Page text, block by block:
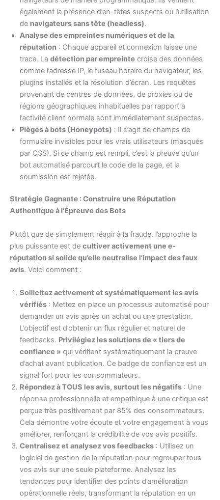
également la présence d’en-têtes suspects ou l’utilisation
de navigateurs sans tête (headless).
Analyse des empreintes numériques et de la
réputation : Chaque appareil et connexion laisse une
trace. La détection par empreinte croise des données
comme l’adresse IP, le fuseau horaire du navigateur, les
plugins installés et la résolution d’écran. Les requêtes
provenant de centres de données, de proxies ou de
régions géographiques inhabituelles par rapport à
l’activité client normale sont immédiatement suspectes.
Pièges à bots (Honeypots) : Il s’agit de champs de
formulaire invisibles pour les vrais utilisateurs (masqués
par CSS). Si ce champ est rempli, c’est la preuve qu’un
bot automatisé parcourt le code de la page, et la
soumission est rejetée.
Stratégie Gagnante : Construire une Réputation
Authentique à l’Épreuve des Bots
Plutôt que de simplement réagir à la fraude, l’approche la
plus puissante est de cultiver activement une e-
réputation si solide qu’elle neutralise l’impact des faux
avis. Voici comment :
Sollicitez activement et systématiquement les avis
vérifiés : Mettez en place un processus automatisé pour
demander un avis après un achat ou une prestation.
L’objectif est d’obtenir un flux régulier et naturel de
feedbacks. Privilégiez les solutions de « tiers de
confiance » qui vérifient systématiquement la preuve
d’achat avant publication. Ce badge de confiance est un
signal fort pour les consommateurs.
Répondez à TOUS les avis, surtout les négatifs : Une
réponse professionnelle et empathique à une critique est
perçue très positivement par 85% des consommateurs.
Cela démontre votre écoute et votre engagement à vous
améliorer, renforçant la crédibilité de vos avis positifs.
Centralisez et analysez vos feedbacks : Utilisez un
logiciel de gestion de la réputation pour regrouper tous
vos avis sur une seule plateforme. Analysez les
tendances pour identifier des points d’amélioration
opérationnelle réels, transformant la réputation en un